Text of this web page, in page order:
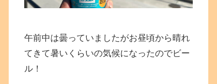
午前中は曇っていましたがお昼頃から晴れ
てきて暑いくらいの気候になったのでビー
ル！